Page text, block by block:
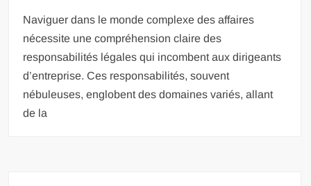
Naviguer dans le monde complexe des affaires
nécessite une compréhension claire des
responsabilités légales qui incombent aux dirigeants
d’entreprise. Ces responsabilités, souvent
nébuleuses, englobent des domaines variés, allant
de la